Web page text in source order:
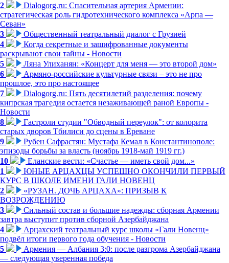
2
Dialogorg.ru: Спасительная артерия Армении:
стратегическая роль гидротехнического комплекса «Арпа —
Севан»
3
Общественный театральный диалог с Грузией
4
Когда секретные и зашифрованные документы
раскрывают свои тайны - Новости
5
Ляна Улиханян: «Концерт для меня — это второй дом»
6
Армяно-российские культурные связи – это не про
прошлое, это про настоящее
7
Dialogorg.ru: Пять десятилетий разделения: почему
кипрская трагедия остается незаживающей раной Европы -
Новости
8
Гастроли студии "Обводный переулок": от колорита
старых дворов Тбилиси до сцены в Ереване
9
Рубен Сафрастян: Мустафа Кемал в Константинополе:
эпизоды борьбы за власть (ноябрь 1918-май 1919 гг.)
10
Еланские вести: «Счастье — иметь свой дом...»
1
ЮНЫЕ АРЦАХЦЫ УСПЕШНО ОКОНЧИЛИ ПЕРВЫЙ
КУРС В ШКОЛЕ ИМЕНИ ГАЛИ НОВЕНЦ
2
«РУЗАН. ДОЧЬ АРЦАХА»: ПРИЗЫВ К
ВОЗРОЖДЕНИЮ
3
Сильный состав и большие надежды: сборная Армении
завтра выступит против сборной Азербайджана
4
Арцахский театральный курс школы «Гали Новенц»
подвёл итоги первого года обучения - Новости
5
Армения — Албания 3:0: после разгрома Азербайджана
— следующая уверенная победа